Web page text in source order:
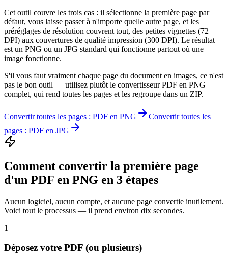
Cet outil couvre les trois cas : il sélectionne la première page par
défaut, vous laisse passer à n'importe quelle autre page, et les
préréglages de résolution couvrent tout, des petites vignettes (72
DPI) aux couvertures de qualité impression (300 DPI). Le résultat
est un PNG ou un JPG standard qui fonctionne partout où une
image fonctionne.
S'il vous faut vraiment chaque page du document en images, ce n'est
pas le bon outil — utilisez plutôt le convertisseur PDF en PNG
complet, qui rend toutes les pages et les regroupe dans un ZIP.
Convertir toutes les pages : PDF en PNG
Convertir toutes les
pages : PDF en JPG
Comment convertir la première page
d'un PDF en PNG en 3 étapes
Aucun logiciel, aucun compte, et aucune page convertie inutilement.
Voici tout le processus — il prend environ dix secondes.
1
Déposez votre PDF (ou plusieurs)